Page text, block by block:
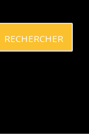
RECHERCHER